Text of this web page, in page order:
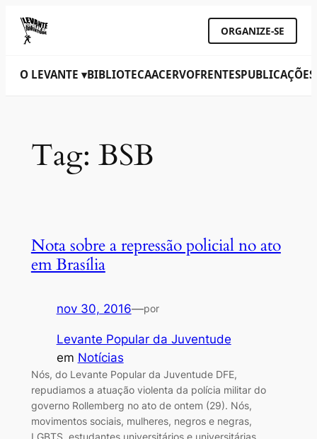
ORGANIZE-SE
O LEVANTE ▾BIBLIOTECAACERVOFRENTESPUBLICAÇÕES
Tag: BSB
Nota sobre a repressão policial no ato
em Brasília
nov 30, 2016—por
Levante Popular da Juventude
em Notícias
Nós, do Levante Popular da Juventude DFE,
repudiamos a atuação violenta da polícia militar do
governo Rollemberg no ato de ontem (29). Nós,
movimentos sociais, mulheres, negros e negras,
LGBTS, estudantes universitários e universitárias,